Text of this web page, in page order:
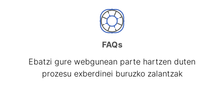
FAQs
Ebatzi gure webgunean parte hartzen duten
prozesu exberdinei buruzko zalantzak